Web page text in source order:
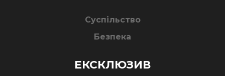
Суспільство
Безпека
ЕКСКЛЮЗИВ